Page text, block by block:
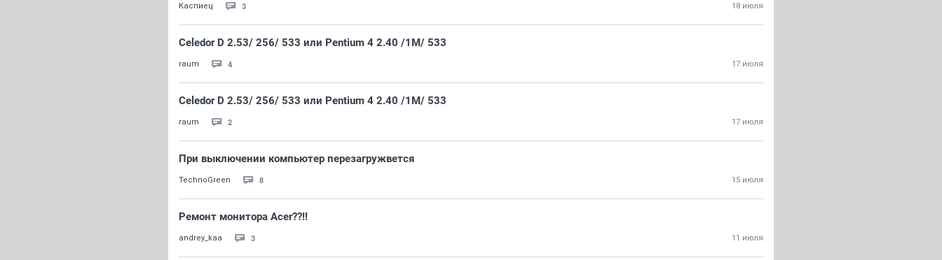
Каспиец 3 18 июля
Celedor D 2.53/ 256/ 533 или Pentium 4 2.40 /1M/ 533
raum 4 17 июля
Celedor D 2.53/ 256/ 533 или Pentium 4 2.40 /1M/ 533
raum 2 17 июля
При выключении компьютер перезагружвется
TechnoGreen 8 15 июля
Ремонт монитора Acer??!!
andrey_kaa 3 11 июля